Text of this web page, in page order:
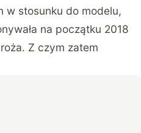
w stosunku do modelu,
na początku 2018
Z czym zatem